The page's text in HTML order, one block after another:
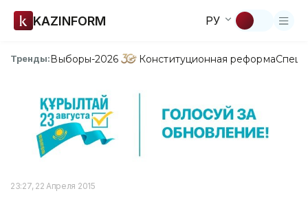
KAZINFORM РУ
Тренды:Выборы-2026 Конституционная реформа
23:27, 22 Апреля 2015